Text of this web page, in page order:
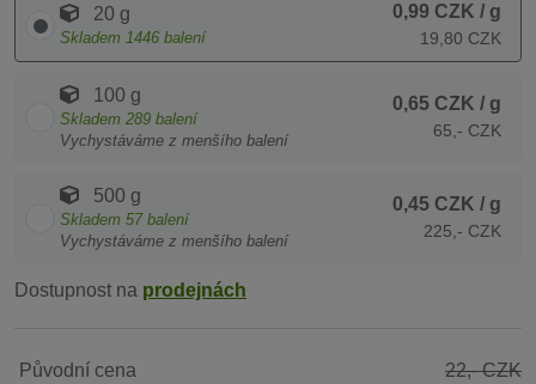
20 g
Skladem 1446 balení
0,99 CZK / g
19,80 CZK
100 g
Skladem 289 balení
Vychystáváme z menšího balení
0,65 CZK / g
65,- CZK
500 g
Skladem 57 balení
Vychystáváme z menšího balení
0,45 CZK / g
225,- CZK
Dostupnost na prodejnách
Původní cena 22,- CZK